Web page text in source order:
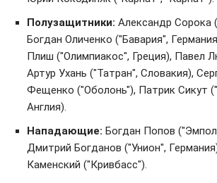
Полузащитники: Александр Сорока
Богдан Оличенко ("Бавария",
Плиш ("Олимпиакос", Греция), Павел
Артур Ухань ("Татран", Словакия),
Фещенко ("Оболонь"), Патрик Сикут
Англия).
Нападающие: Богдан Попов
Дмитрий Богданов ("Унион",
Каменский ("Кривбасс").